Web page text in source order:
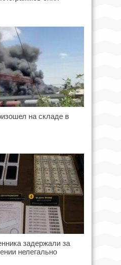
на складе в
задержали за
нелегально